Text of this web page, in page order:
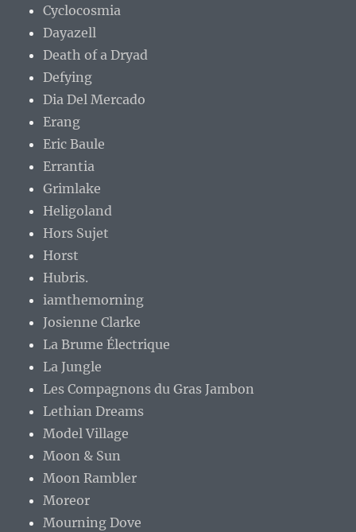
Cyclocosmia
Dayazell
Death of a Dryad
Defying
Dia Del Mercado
Erang
Eric Baule
Errantia
Grimlake
Heligoland
Hors Sujet
Horst
Hubris.
iamthemorning
Josienne Clarke
La Brume Électrique
La Jungle
Les Compagnons du Gras Jambon
Lethian Dreams
Model Village
Moon & Sun
Moon Rambler
Moreor
Mourning Dove